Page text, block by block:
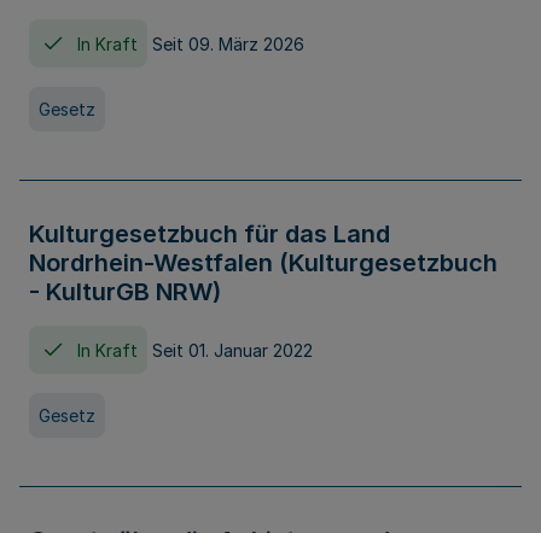
In Kraft Seit 09. März 2026
Gesetz
Kulturgesetzbuch für das Land
Nordrhein-Westfalen (Kulturgesetzbuch
- KulturGB NRW)
In Kraft Seit 01. Januar 2022
Gesetz